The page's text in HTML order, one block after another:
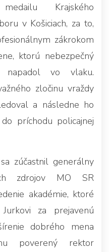
Krajského
v Košiciach, za to,
zákrokom
ktorú nebezpečný
napadol vo vlaku.
zločinu vraždy
a následne ho
príchodu policajnej
zúčastnil generálny
zdrojov MO SR
akadémie, ktoré
za prejavenú
dobrého mena
poverený rektor